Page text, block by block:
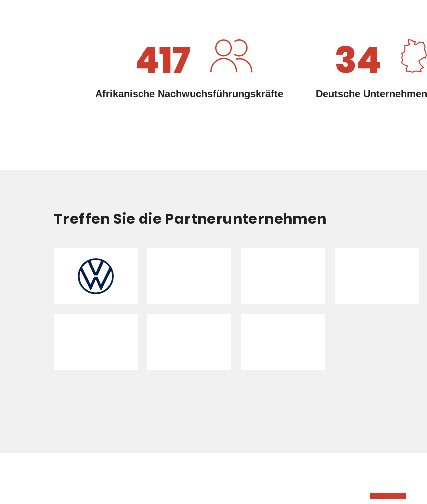
417
Afrikanische Nachwuchsführungskräfte
34
Deutsche Unternehmen
Treffen Sie die Partnerunternehmen